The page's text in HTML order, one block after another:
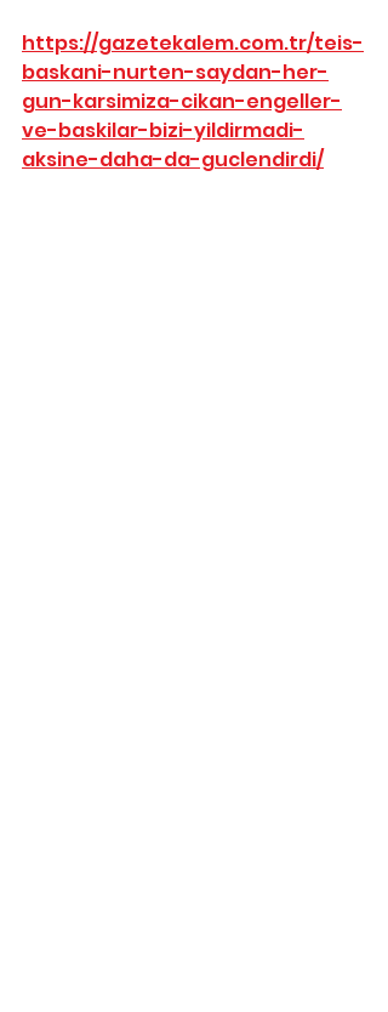
https://gazetekalem.com.tr/teis-
baskani-nurten-saydan-her-
gun-karsimiza-cikan-engeller-
ve-baskilar-bizi-yildirmadi-
aksine-daha-da-guclendirdi/